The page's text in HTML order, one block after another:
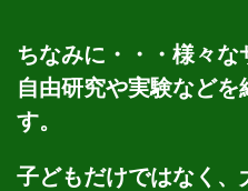
ちなみに・・・様々
自由研究や実験などを
す。
子どもだけではなく